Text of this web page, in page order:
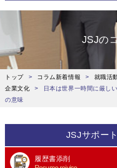
JSJの
トップ コラム新着情報 就職活
企業文化
日本は世界一時間に厳し
の意味
JSJサポー
履歴書添削